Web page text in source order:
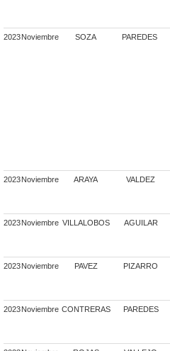
2023Noviembre SOZA PAREDES
2023Noviembre ARAYA VALDEZ
2023Noviembre VILLALOBOS AGUILAR
2023Noviembre PAVEZ PIZARRO
2023Noviembre CONTRERAS PAREDES